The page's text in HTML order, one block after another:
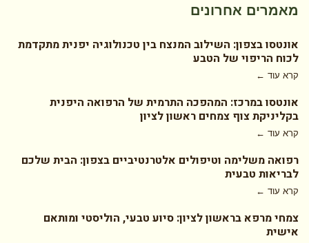
מאמרים אחרונים
אונטסו בצפון: השילוב המנצח בין טכנולוגיה יפנית מתקדמת
לכוח הריפוי של הטבע
קרא עוד ←
אונטסו במרכז: המהפכה התרמית של הרפואה היפנית
בקליניקת צוף צמחים ראשון לציון
קרא עוד ←
רפואה משלימה וטיפולים אלטרנטיביים בצפון: הבית שלכם
לבריאות טבעית
קרא עוד ←
צמחי מרפא בראשון לציון: סיוע טבעי, הוליסטי ומותאם
אישית